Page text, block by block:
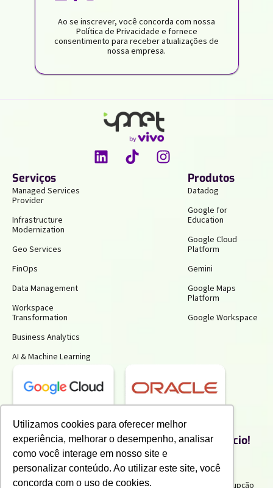
Utilizamos cookies para oferecer melhor
experiência, melhorar o desempenho, analisar
como você interage em nosso site e
personalizar conteúdo. Ao utilizar este site, você
concorda com o uso de cookies.
Ao se inscrever, você concorda com nossa
Política de Privacidade e fornece
consentimento para receber atualizações de
nossa empresa.
Serviços
Managed Services
Provider
Infrastructure
Modernization
Geo Services
FinOps
Data Management
Workspace
Transformation
Business Analytics
AI & Machine Learning
Produtos
Datadog
Google for
Education
Google Cloud
Platform
Gemini
Google Maps
Platform
Google Workspace
Receba insights gratuitos e gere mais
produtividade e economia para o seu negócio!
Inscreva-se para receber nossos conteúdos exclusivos.
Termos de uso e Politicas de Privacidade Politicas Anticorrupção